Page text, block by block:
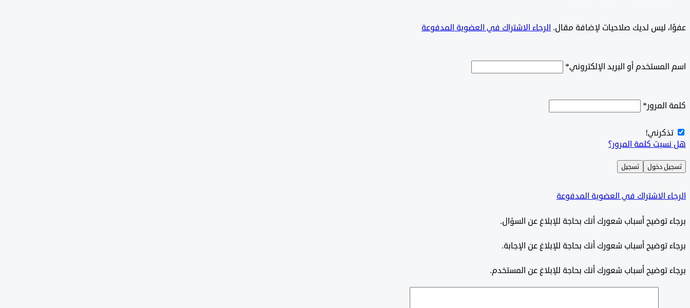
‫‫عفوًا، ليس لديك صلاحيات لإضافة مقال. الرجاء الاشتراك في العضوية المدفوعة
اسم المستخدم أو البريد الإلكتروني*
كلمة المرور*
تذكرني!
هل نسيت كلمة المرور؟
تسجيل دخول تسجيل
الرجاء الاشتراك في العضوية المدفوعة
برجاء توضيح أسباب شعورك أنك بحاجة للإبلاغ عن السؤال.
برجاء توضيح أسباب شعورك أنك بحاجة للإبلاغ عن الإجابة.
برجاء توضيح أسباب شعورك أنك بحاجة للإبلاغ عن المستخدم.